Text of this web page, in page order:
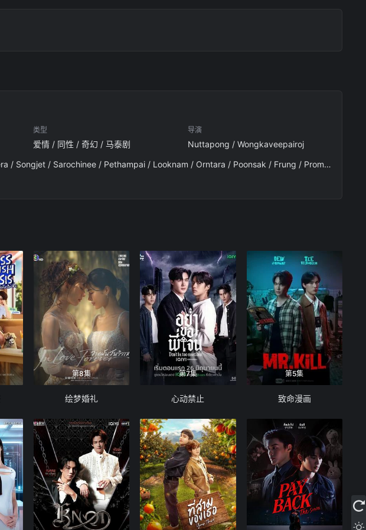
类型
爱情 / 同性 / 奇幻 / 马泰剧
导演
Nuttapong / Wongkaveepairoj
Fay / Kunyaphat / May / Yada / Pear / Neilinyah / Ploynoi / Rawintera / Songjet / Sarochinee / Pethampai / Looknam / Orntara / Poonsak / Frung / Prompatcha / Sanitwong / Na / Ayutthaya
第8集
绘梦婚礼
第7集
心动禁止
第5集
致命漫画